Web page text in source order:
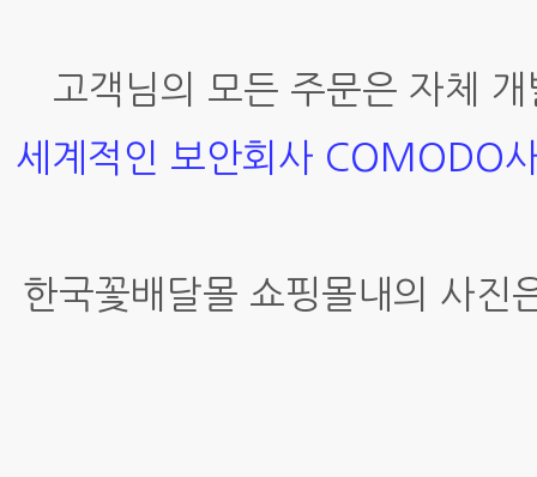
고객님의 모든 주문은 자체
세계적인 보안회사 COMODO
한국꽃배달몰 쇼핑몰내의 사진